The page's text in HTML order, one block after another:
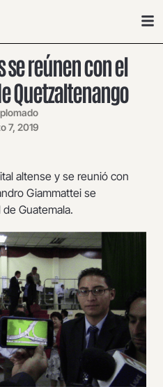
reúnen con el
Quetzaltenango
7, 2019
altense y se reunió con
Giammattei se
Guatemala.